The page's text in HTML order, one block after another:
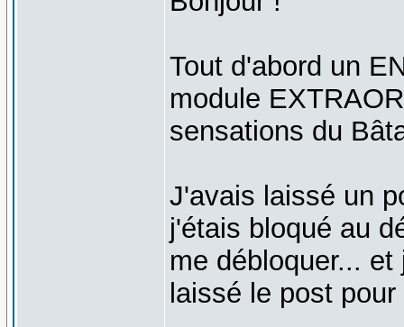
Tout d'abord un
module
sensations du
J'avais laissé un
j'étais bloqué au
me débloquer...
laissé le post